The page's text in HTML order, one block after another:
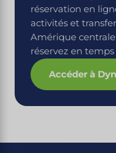
réservation en
activités et
Amérique
réservez en temps
Accéder à